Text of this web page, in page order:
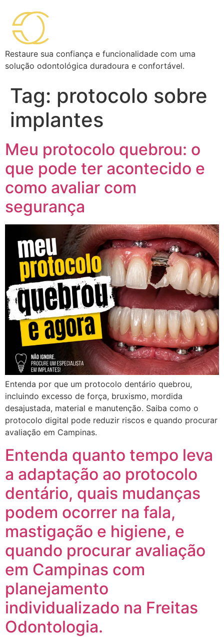
Restaure sua confiança e funcionalidade com uma
solução odontológica duradoura e confortável.
Tag: protocolo sobre
implantes
Meu protocolo quebrou: o
que pode ter acontecido e
como avaliar com
segurança
Entenda por que um protocolo dentário quebrou,
incluindo excesso de força, bruxismo, mordida
desajustada, material e manutenção. Saiba como o
protocolo digital pode reduzir riscos e quando procurar
avaliação em Campinas.
Entenda quanto tempo leva
a adaptação ao protocolo
dentário, quais mudanças
podem ocorrer na fala,
mastigação e higiene, e
quando procurar avaliação
em Campinas com
planejamento
individualizado na Freitas
Odontologia.